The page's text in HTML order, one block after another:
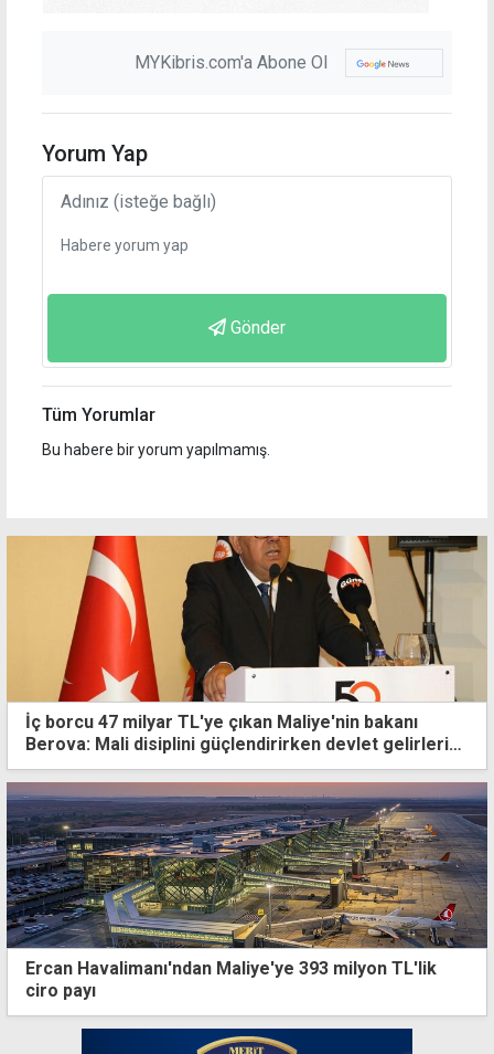
MYKibris.com'a Abone Ol
Yorum Yap
Gönder
Tüm Yorumlar
Bu habere bir yorum yapılmamış.
İç borcu 47 milyar TL'ye çıkan Maliye'nin bakanı
Berova: Mali disiplini güçlendirirken devlet gelirlerini
kalıcı olarak artırdık
Ercan Havalimanı'ndan Maliye'ye 393 milyon TL'lik
ciro payı